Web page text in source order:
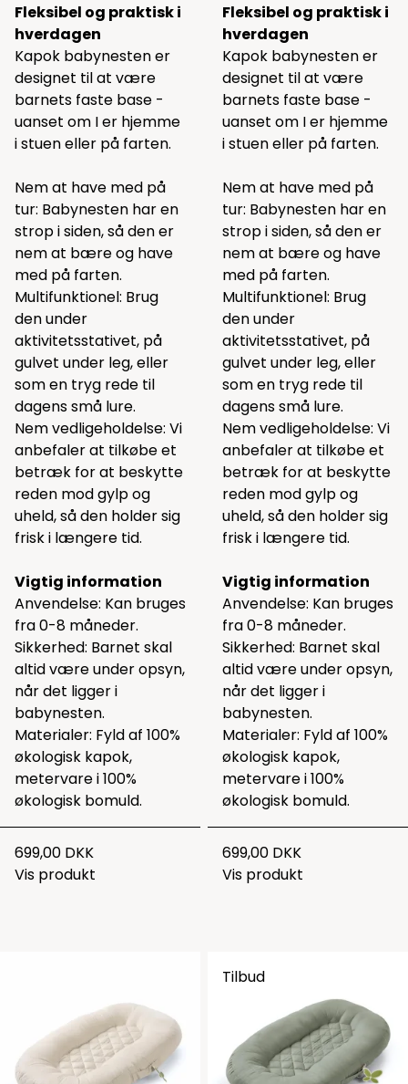
Fleksibel og praktisk i
hverdagen
Kapok babynesten er
designet til at være
barnets faste base -
uanset om I er hjemme
i stuen eller på farten.
Nem at have med på
tur: Babynesten har en
strop i siden, så den er
nem at bære og have
med på farten.
Multifunktionel: Brug
den under
aktivitetsstativet, på
gulvet under leg, eller
som en tryg rede til
dagens små lure.
Nem vedligeholdelse: Vi
anbefaler at tilkøbe et
betræk for at beskytte
reden mod gylp og
uheld, så den holder sig
frisk i længere tid.
Vigtig information
Anvendelse: Kan bruges
fra 0-8 måneder.
Sikkerhed: Barnet skal
altid være under opsyn,
når det ligger i
babynesten.
Materialer: Fyld af 100%
økologisk kapok,
metervare i 100%
økologisk bomuld.
699,00 DKK
Vis produkt
Fleksibel og praktisk i
hverdagen
Kapok babynesten er
designet til at være
barnets faste base -
uanset om I er hjemme
i stuen eller på farten.
Nem at have med på
tur: Babynesten har en
strop i siden, så den er
nem at bære og have
med på farten.
Multifunktionel: Brug
den under
aktivitetsstativet, på
gulvet under leg, eller
som en tryg rede til
dagens små lure.
Nem vedligeholdelse: Vi
anbefaler at tilkøbe et
betræk for at beskytte
reden mod gylp og
uheld, så den holder sig
frisk i længere tid.
Vigtig information
Anvendelse: Kan bruges
fra 0-8 måneder.
Sikkerhed: Barnet skal
altid være under opsyn,
når det ligger i
babynesten.
Materialer: Fyld af 100%
økologisk kapok,
metervare i 100%
økologisk bomuld.
699,00 DKK
Vis produkt
Tilbud